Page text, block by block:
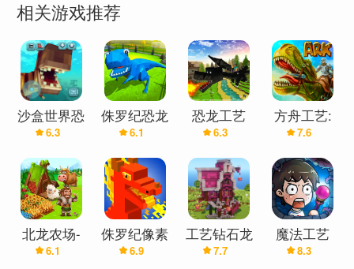
相关游戏推荐
沙盒世界恐
龙工艺
6.3
侏罗纪恐龙
工艺
6.1
恐龙工艺
6.3
方舟工艺:
恐龙
7.6
北龙农场-
维京人的工
6.1
侏罗纪像素
工艺：恐龙
6.9
工艺钻石龙
箱
7.7
魔法工艺
8.3